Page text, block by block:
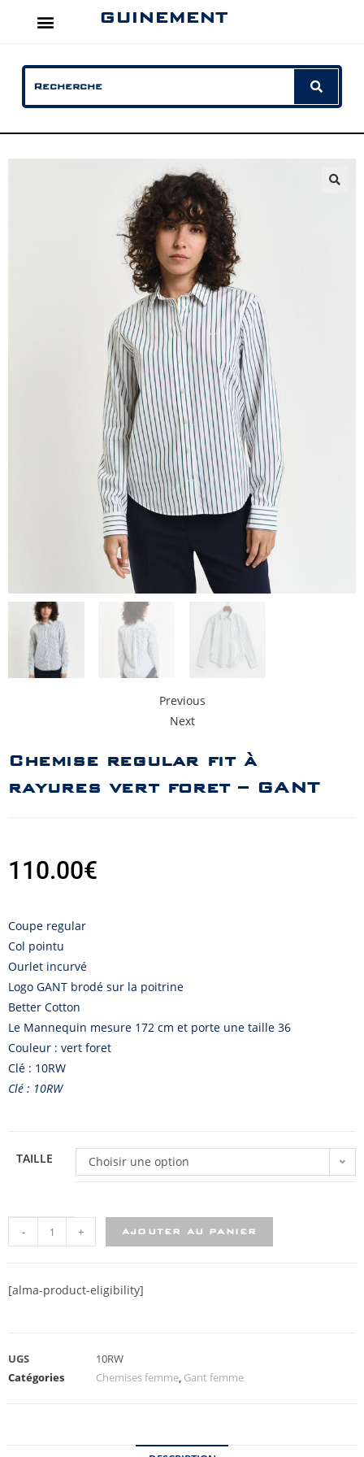
GUINEMENT
Previous
Next
Chemise regular fit à
rayures vert foret – GANT
110.00€
Coupe regular
Col pointu
Ourlet incurvé
Logo GANT brodé sur la poitrine
Better Cotton
Le Mannequin mesure 172 cm et porte une taille 36
Couleur : vert foret
Clé : 10RW
Clé : 10RW
TAILLE Choisir une option
- + AJOUTER AU PANIER
[alma-product-eligibility]
UGS
10RW
Catégories
Chemises femme, Gant femme